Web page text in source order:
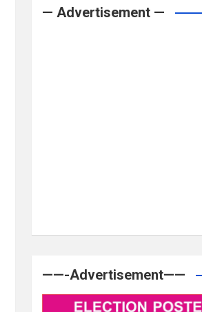
— Advertisement —
——-Advertisement——